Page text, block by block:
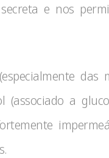
e nos
das
a